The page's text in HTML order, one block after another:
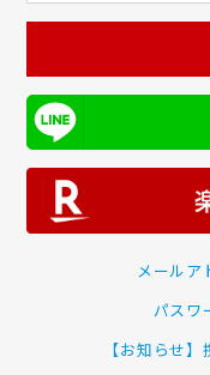
メールア
パスワ
【お知らせ